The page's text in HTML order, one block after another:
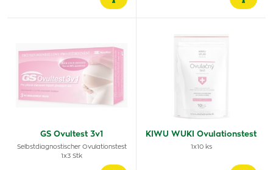
GS Ovultest 3v1
Selbstdiagnostischer Ovulationstest
1x3 Stk
KIWU WUKI Ovulationstest
1x10 ks